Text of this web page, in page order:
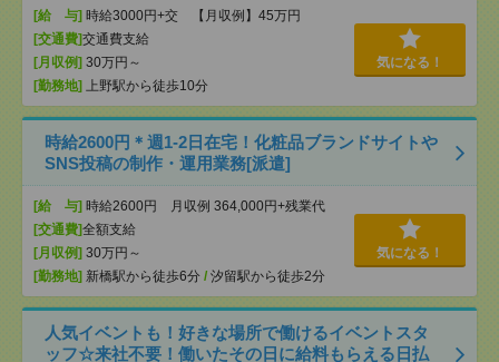
[給 与] 時給3000円+交 【月収例】45万円
[交通費]交通費支給
[月収例] 30万円～
[勤務地] 上野駅から徒歩10分
気になる！
時給2600円＊週1-2日在宅！化粧品ブランドサイトや
SNS投稿の制作・運用業務[派遣]
[給 与] 時給2600円 月収例 364,000円+残業代
[交通費]全額支給
[月収例] 30万円～
[勤務地] 新橋駅から徒歩6分 / 汐留駅から徒歩2分
気になる！
人気イベントも！好きな場所で働けるイベントスタ
ッフ☆来社不要！働いたその日に給料もらえる日払